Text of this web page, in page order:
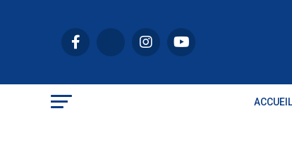
ACCUEIL